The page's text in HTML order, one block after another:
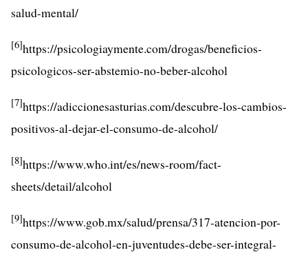
salud-mental/
[6]https://psicologiaymente.com/drogas/beneficios-
psicologicos-ser-abstemio-no-beber-alcohol
[7]https://adiccionesasturias.com/descubre-los-cambios-
positivos-al-dejar-el-consumo-de-alcohol/
[8]https://www.who.int/es/news-room/fact-
sheets/detail/alcohol
[9]https://www.gob.mx/salud/prensa/317-atencion-por-
consumo-de-alcohol-en-juventudes-debe-ser-integral-